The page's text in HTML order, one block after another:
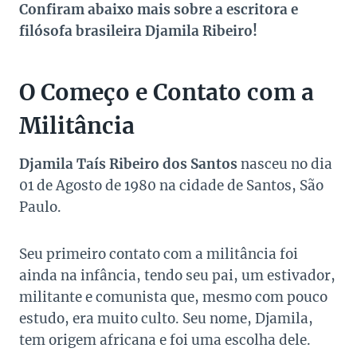
Confiram abaixo mais sobre a escritora e
filósofa brasileira Djamila Ribeiro!
O Começo e Contato com a
Militância
Djamila Taís Ribeiro dos Santos nasceu no dia
01 de Agosto de 1980 na cidade de Santos, São
Paulo.
Seu primeiro contato com a militância foi
ainda na infância, tendo seu pai, um estivador,
militante e comunista que, mesmo com pouco
estudo, era muito culto. Seu nome, Djamila,
tem origem africana e foi uma escolha dele.